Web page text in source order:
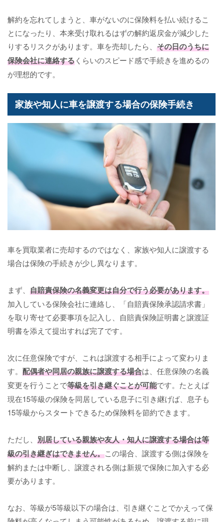
解約を忘れてしまうと、車がないのに保険料を払い続けるこ
とになったり、本来受け取れるはずの解約返戻金が減少した
りするリスクがあります。車を売却したら、 その日のうちに
保険会社に連絡するくらいのスピード感で手続きを進めるの
が理想的です。
家族や知人に車を譲渡する場合の保険手続き
車を買取業者に売却するのではなく、家族や知人に譲渡する
場合は保険の手続きが少し異なります。
まず、 自賠責保険の名義変更は自分で行う必要があります。
加入している保険会社に連絡し、「自賠責保険承認請求書」
を取り寄せて必要事項を記入し、自賠責保険証明書と譲渡証
明書を添えて提出すれば完了です。
次に任意保険ですが、これは譲渡する相手によって変わりま
す。 配偶者や同居の親族に譲渡する場合は、任意保険の名義
変更を行うことで等級を引き継ぐことが可能です。たとえば
現在15等級の保険を同居している息子に引き継げば、息子も
15等級からスタートできるため保険料を節約できます。
ただし、 別居している親族や友人・知人に譲渡する場合は等
級の引き継ぎはできません。この場合、譲渡する側は保険を
解約または中断し、譲渡される側は新規で保険に加入する必
要があります。
なお、等級が5等級以下の場合は、引き継ぐことでかえって保